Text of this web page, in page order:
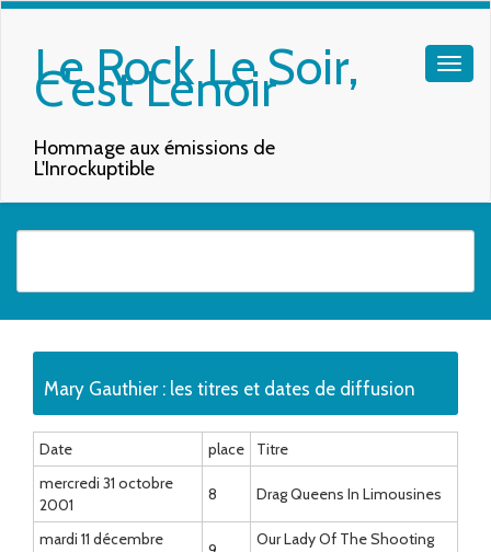
Le Rock Le Soir,
C'est Lenoir
Hommage aux émissions de
L'Inrockuptible
Mary Gauthier : les titres et dates de diffusion
Date place
Titre
mercredi 31 octobre
2001
8 Drag Queens In Limousines
mardi 11 décembre
Our Lady Of The Shooting